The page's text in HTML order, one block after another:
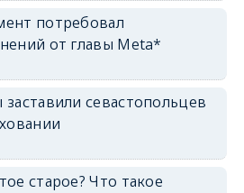
потребовал
от главы Meta*
севастопольцев
старое? Что такое